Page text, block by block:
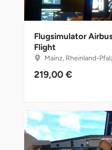
Flugsimulator
Flight
Mainz, Rheinland-
219,00 €
Düsseldorf
Erlangen
Flensburg
Frankfurt am Main